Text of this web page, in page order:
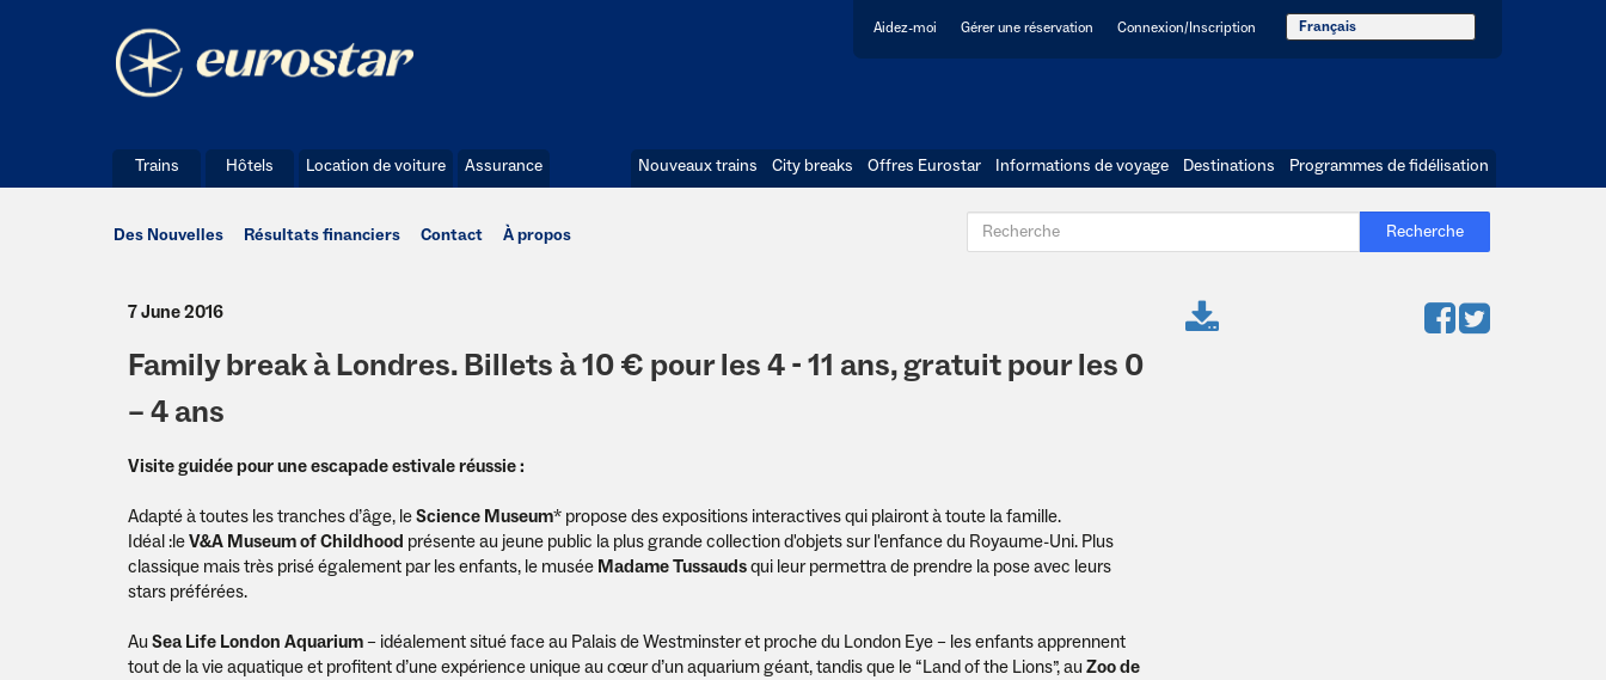
Aidez-moi Gérer une réservation Connexion/Inscription Français
Trains Hôtels Location de voiture Assurance Nouveaux trains City breaks Offres Eurostar Informations de voyage Destinations Programmes de fidélisation
Des Nouvelles Résultats financiers Contact À propos Recherche
7 June 2016
Family break à Londres. Billets à 10 € pour les 4 - 11 ans, gratuit pour les 0
– 4 ans
Visite guidée pour une escapade estivale réussie :
Adapté à toutes les tranches d’âge, leScience Museum* propose des expositions interactives qui plairont à toute la famille.
Idéal :leV&A Museum of Childhood présente au jeune public la plus grande collection d'objets sur l'enfance du Royaume-Uni. Plus
classique mais très prisé également par les enfants, le musée Madame Tussaudsqui leur permettra de prendre la pose avec leurs
stars préférées.
Au Sea Life London Aquarium– idéalement situé face au Palais de Westminster et proche du London Eye – les enfants apprennent
tout de la vie aquatique et profitent d’une expérience unique au cœur d’un aquarium géant, tandis que le “Land of the Lions”, au Zoo de